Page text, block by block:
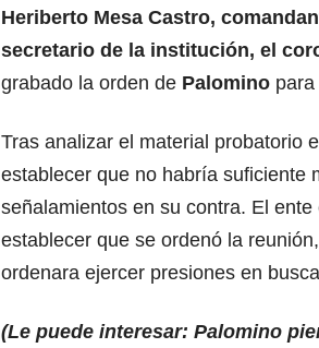
Heriberto Mesa Castro,
secretario de la institución, el
grabado la orden de Palomino
Tras analizar el material probatorio
establecer que no habría suficiente
señalamientos en su contra. El
establecer que se ordenó la
ordenara ejercer presiones en
(Le puede interesar: Palomino